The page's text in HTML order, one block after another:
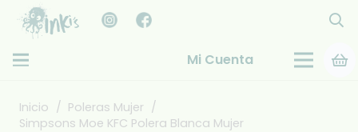
Mi Cuenta
Inicio / Poleras Mujer /
Simpsons Moe KFC Polera Blanca Mujer